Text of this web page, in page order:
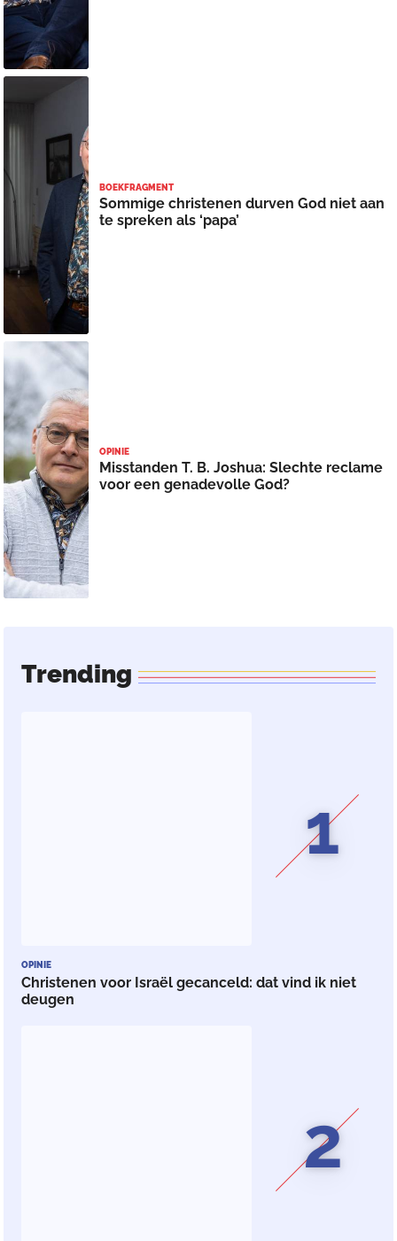
BOEKFRAGMENT
Sommige christenen durven God niet aan
te spreken als ‘papa’
OPINIE
Misstanden T. B. Joshua: Slechte reclame
voor een genadevolle God?
Trending
1
OPINIE
Christenen voor Israël gecanceld: dat vind ik niet
deugen
2